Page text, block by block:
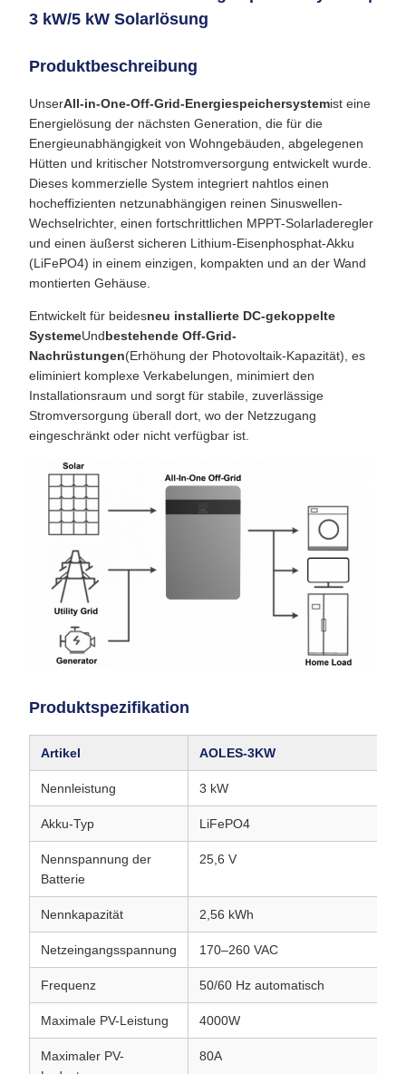
3 kW/5 kW Solarlösung
Produktbeschreibung
UnserAll-in-One-Off-Grid-Energiespeichersystemist eine
Energielösung der nächsten Generation, die für die
Energieunabhängigkeit von Wohngebäuden, abgelegenen
Hütten und kritischer Notstromversorgung entwickelt wurde.
Dieses kommerzielle System integriert nahtlos einen
hocheffizienten netzunabhängigen reinen Sinuswellen-
Wechselrichter, einen fortschrittlichen MPPT-Solarladeregler
und einen äußerst sicheren Lithium-Eisenphosphat-Akku
(LiFePO4) in einem einzigen, kompakten und an der Wand
montierten Gehäuse.
Entwickelt für beidesneu installierte DC-gekoppelte
SystemeUndbestehende Off-Grid-
Nachrüstungen(Erhöhung der Photovoltaik-Kapazität), es
eliminiert komplexe Verkabelungen, minimiert den
Installationsraum und sorgt für stabile, zuverlässige
Stromversorgung überall dort, wo der Netzzugang
eingeschränkt oder nicht verfügbar ist.
Produktspezifikation
Artikel AOLES-3KW
Nennleistung 3 kW
Akku-Typ LiFePO4
Nennspannung der
Batterie
25,6 V
Nennkapazität 2,56 kWh
Netzeingangsspannung 170–260 VAC
Frequenz 50/60 Hz automatisch
Maximale PV-Leistung 4000W
Maximaler PV-
80A